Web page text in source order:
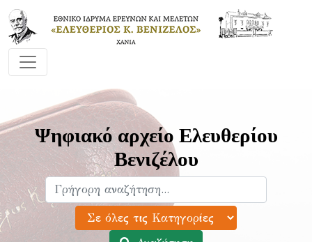
Ψηφιακό αρχείο Ελευθερίου
Βενιζέλου